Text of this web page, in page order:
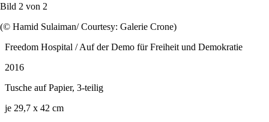
Bild 2 von 2
(© Hamid Sulaiman/ Courtesy: Galerie Crone)
Freedom Hospital / Auf der Demo für Freiheit und Demokratie
2016
Tusche auf Papier, 3-teilig
je 29,7 x 42 cm